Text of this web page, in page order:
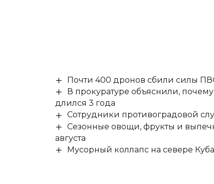
Почти 400 дронов сбили силы
В прокуратуре объяснили,
длился 3 года
Сотрудники противоградовой
Сезонные овощи, фрукты и
августа
Мусорный коллапс на севере